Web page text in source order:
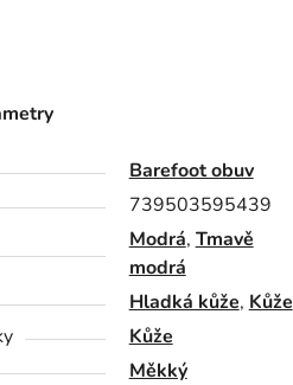
Barefoot obuv
739503595439
Modrá, Tmavě
modrá
Hladká kůže, Kůže
Kůže
Měkký